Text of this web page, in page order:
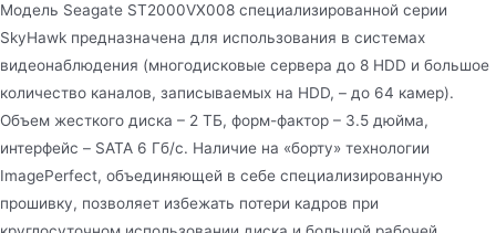
Модель Seagate ST2000VX008 специализированной серии
SkyHawk предназначена для использования в системах
видеонаблюдения (многодисковые сервера до 8 HDD и большое
количество каналов, записываемых на HDD, – до 64 камер).
Объем жесткого диска – 2 ТБ, форм-фактор – 3.5 дюйма,
интерфейс – SATA 6 Гб/с. Наличие на «борту» технологии
ImagePerfect, объединяющей в себе специализированную
прошивку, позволяет избежать потери кадров при